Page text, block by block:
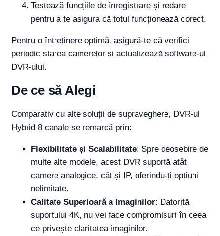
Testează funcțiile de înregistrare și redare
pentru a te asigura că totul funcționează corect.
Pentru o întreținere optimă, asigură-te că verifici
periodic starea camerelor și actualizează software-ul
DVR-ului.
De ce să Alegi
Comparativ cu alte soluții de supraveghere, DVR-ul
Hybrid 8 canale se remarcă prin:
Flexibilitate și Scalabilitate: Spre deosebire de
multe alte modele, acest DVR suportă atât
camere analogice, cât și IP, oferindu-ți opțiuni
nelimitate.
Calitate Superioară a Imaginilor: Datorită
suportului 4K, nu vei face compromisuri în ceea
ce privește claritatea imaginilor.